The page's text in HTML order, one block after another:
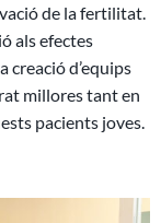
de la fertilitat.
als efectes
creació d’equips
millores tant en
pacients joves.